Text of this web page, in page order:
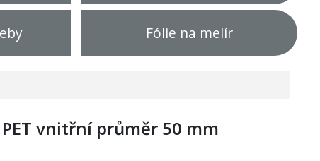
Fólie na melír
PET vnitřní průměr 50 mm